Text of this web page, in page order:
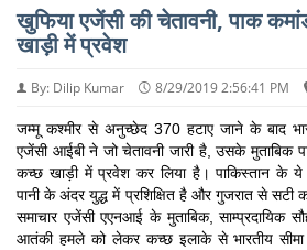
खुफिया एजेंसी की चेतावनी, पाक
खाड़ी में प्रवेश
By: Dilip Kumar 8/29/2019 2:56:41 PM
जम्मू कश्मीर से अनुच्छेद 370 हटाए जाने के बाद
एजेंसी आईबी ने जो चेतावनी जारी है, उसके मुताबिक
कच्छ खाड़ी में प्रवेश कर लिया है। पाकिस्तान के ये
पानी के अंदर युद्ध में प्रशिक्षित है और गुजरात से
समाचार एजेंसी एएनआई के मुताबिक, साम्प्रदायिक
आतंकी हमले को लेकर कच्छ इलाके से भारतीय सीमा